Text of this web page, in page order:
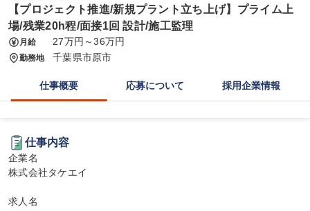
【プロジェクト推進/新規プラント立ち上げ】プライム上
場/残業20h程/面接1回 設計/施工監理
月給 27万円～36万円
勤務地 千葉県市原市
仕事概要 応募について 採用企業情報
仕事内容
企業名
株式会社タケエイ
求人名